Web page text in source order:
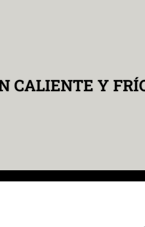
CALIENTE Y